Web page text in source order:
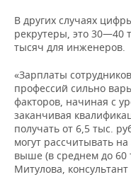
В других случаях
рекрутеры, это 30—40
тысяч для инженеров.
«Зарплаты
профессий сильно
факторов, начиная с
заканчивая
получать от 6,5 тыс.
могут рассчитывать
выше (в среднем до 60
Митулова,